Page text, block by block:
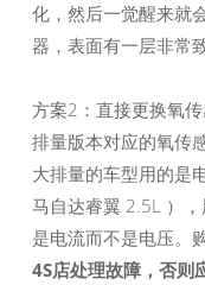
化，然后一觉醒来就
器，表面有一层非常
方案2：直接更换氧
排量版本对应的氧传
大排量的车型用的是
马自达睿翼 2.5L ）
是电流而不是电压。
4S店处理故障，否则